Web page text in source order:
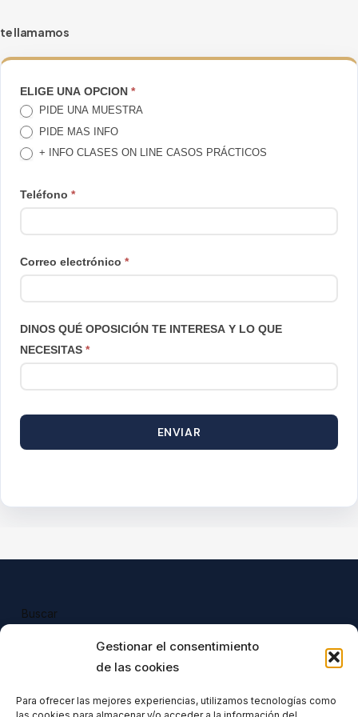
Gestionar el consentimiento
de las cookies
Para ofrecer las mejores experiencias, utilizamos tecnologías como
te llamamos
TE
LLAMAMOS
ELIGE UNA OPCION *
PIDE UNA MUESTRA
PIDE MAS INFO
+ INFO CLASES ON LINE CASOS PRÁCTICOS
Teléfono *
Correo electrónico *
DINOS QUÉ OPOSICIÓN TE INTERESA Y LO QUE
NECESITAS *
ENVIAR
Buscar